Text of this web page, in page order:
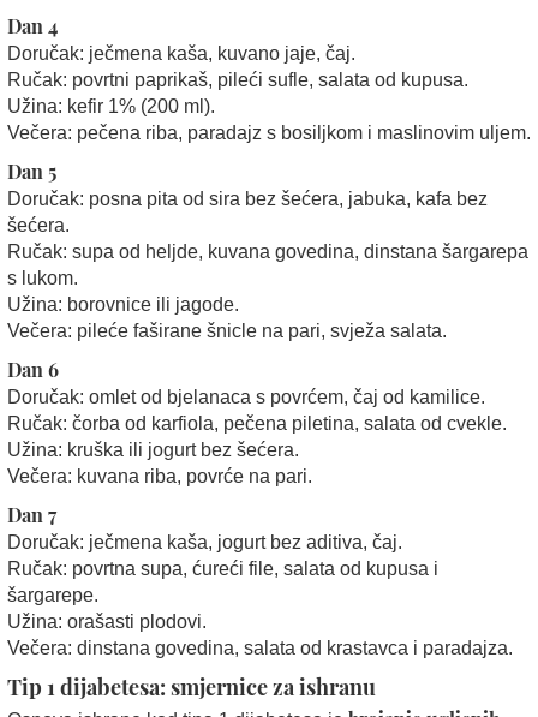
Dan 4
Doručak: ječmena kaša, kuvano jaje, čaj.
Ručak: povrtni paprikaš, pileći sufle, salata od kupusa.
Užina: kefir 1% (200 ml).
Večera: pečena riba, paradajz s bosiljkom i maslinovim uljem.
Dan 5
Doručak: posna pita od sira bez šećera, jabuka, kafa bez
šećera.
Ručak: supa od heljde, kuvana govedina, dinstana šargarepa
s lukom.
Užina: borovnice ili jagode.
Večera: pileće faširane šnicle na pari, svježa salata.
Dan 6
Doručak: omlet od bjelanaca s povrćem, čaj od kamilice.
Ručak: čorba od karfiola, pečena piletina, salata od cvekle.
Užina: kruška ili jogurt bez šećera.
Večera: kuvana riba, povrće na pari.
Dan 7
Doručak: ječmena kaša, jogurt bez aditiva, čaj.
Ručak: povrtna supa, ćureći file, salata od kupusa i
šargarepe.
Užina: orašasti plodovi.
Večera: dinstana govedina, salata od krastavca i paradajza.
Tip 1 dijabetesa: smjernice za ishranu